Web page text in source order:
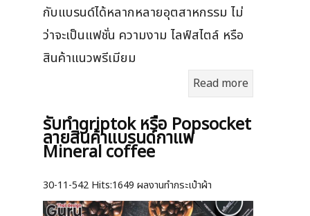
กับแบรนด์ได้หลากหลายอุตสาหกรรม ไม่
ว่าจะเป็นแฟชั่น ความงาม ไลฟ์สไตล์ หรือ
สินค้าแนวพรีเมียม
Read more
รับทำgriptok หรือ Popsocket
ลายสินค้าแบรนด์กาแฟ
Mineral coffee
30-11-542 Hits:1649 ผลงานทำกระเป๋าผ้า